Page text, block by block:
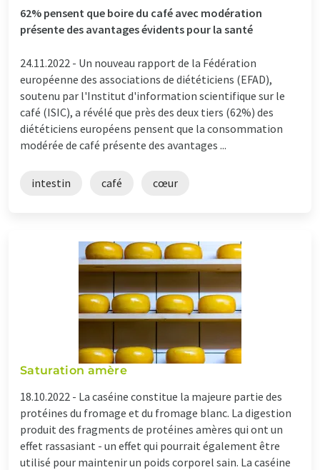
62% pensent que boire du café avec modération
présente des avantages évidents pour la santé
24.11.2022 - Un nouveau rapport de la Fédération
européenne des associations de diététiciens (EFAD),
soutenu par l'Institut d'information scientifique sur le
café (ISIC), a révélé que près des deux tiers (62%) des
diététiciens européens pensent que la consommation
modérée de café présente des avantages ...
intestin café cœur
Saturation amère
18.10.2022 - La caséine constitue la majeure partie des
protéines du fromage et du fromage blanc. La digestion
produit des fragments de protéines amères qui ont un
effet rassasiant - un effet qui pourrait également être
utilisé pour maintenir un poids corporel sain. La caséine